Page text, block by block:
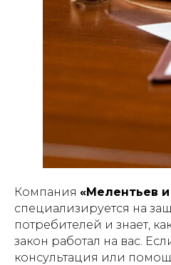
Компания «Мелентьев
специализируется на
потребителей и знает,
закон работал на вас.
консультация или